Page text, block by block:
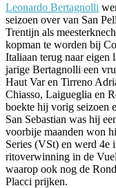
Leonardo Bertagnolli
seizoen over van San
Trentijn als
kopman te worden bij
Italiaan terug naar
jarige Bertagnolli een
Haut Var en Tirreno
Chiasso, Laigueglia en
boekte hij vorig seizoen
San Sebastian was hij
voorbije maanden won
Series (VSt) en werd 4e
ritoverwinning in de
waarop ook nog de
Placci prijken.